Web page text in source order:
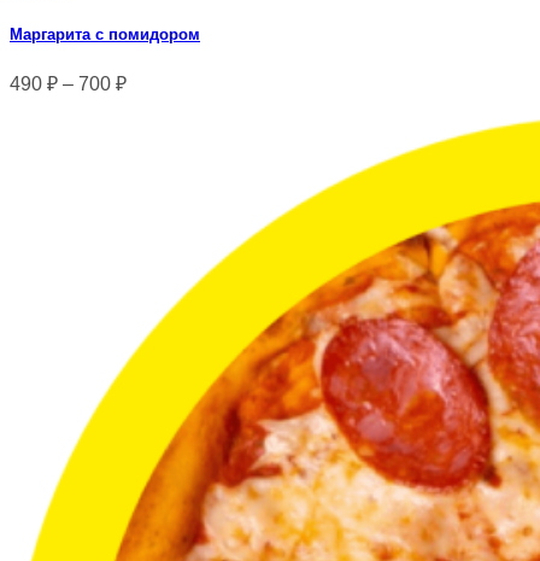
Маргарита с помидором
490 ₽ – 700 ₽